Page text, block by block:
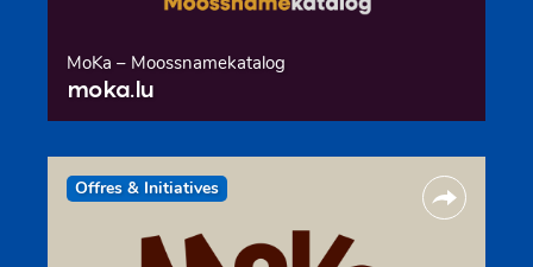
MoKa – Moossnamekatalog
moka.lu
Offres & Initiatives